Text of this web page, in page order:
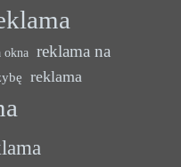
okna reklama na
reklama